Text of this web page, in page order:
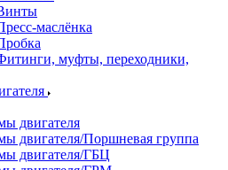
маслёнка
муфты, переходники,
двигателя
двигателя/Поршневая группа
двигателя/ГБЦ